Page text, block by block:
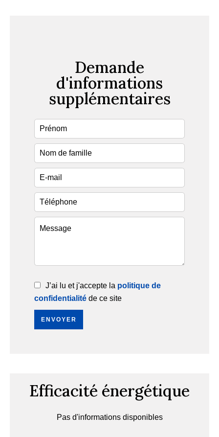
Demande
d'informations
supplémentaires
J’ai lu et j'accepte la politique de
confidentialité de ce site
ENVOYER
Efficacité énergétique
Pas d'informations disponibles